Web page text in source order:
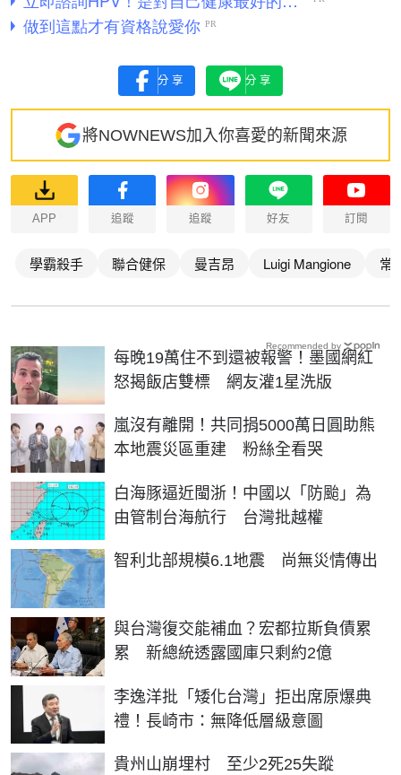
分享 分享
將NOWNEWS加入你喜愛的新聞來源
APP 追蹤 追蹤 好友 訂閱
學霸殺手 聯合健保 曼吉昂 Luigi Mangione 常
每晚19萬住不到還被報警！墨國網紅
怒揭飯店雙標 網友灌1星洗版
嵐沒有離開！共同捐5000萬日圓助熊
本地震災區重建 粉絲全看哭
白海豚逼近閩浙！中國以「防颱」為
由管制台海航行 台灣批越權
智利北部規模6.1地震 尚無災情傳出
與台灣復交能補血？宏都拉斯負債累
累 新總統透露國庫只剩約2億
李逸洋批「矮化台灣」拒出席原爆典
禮！長崎市：無降低層級意圖
貴州山崩埋村 至少2死25失蹤
Recommended by